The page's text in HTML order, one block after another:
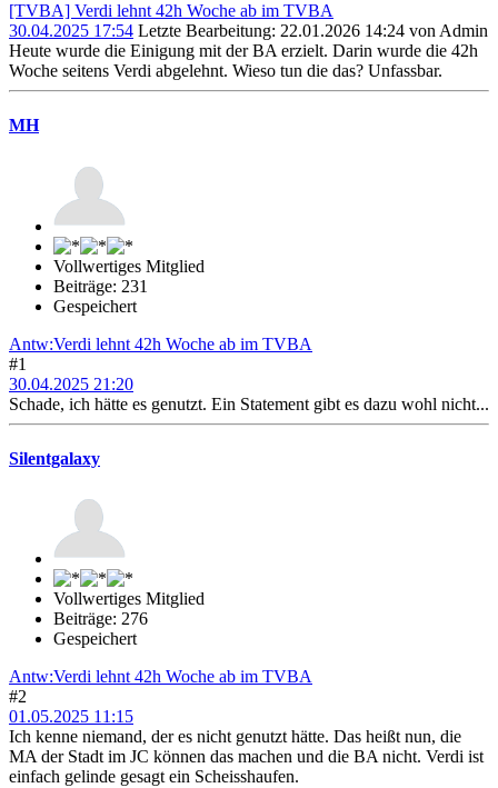
[TVBA] Verdi lehnt 42h Woche ab im TVBA
30.04.2025 17:54 Letzte Bearbeitung: 22.01.2026 14:24 von Admin
Heute wurde die Einigung mit der BA erzielt. Darin wurde die 42h
Woche seitens Verdi abgelehnt. Wieso tun die das? Unfassbar.
MH
Vollwertiges Mitglied
Beiträge: 231
Gespeichert
Antw:Verdi lehnt 42h Woche ab im TVBA
#1
30.04.2025 21:20
Schade, ich hätte es genutzt. Ein Statement gibt es dazu wohl nicht...
Silentgalaxy
Vollwertiges Mitglied
Beiträge: 276
Gespeichert
Antw:Verdi lehnt 42h Woche ab im TVBA
#2
01.05.2025 11:15
Ich kenne niemand, der es nicht genutzt hätte. Das heißt nun, die
MA der Stadt im JC können das machen und die BA nicht. Verdi ist
einfach gelinde gesagt ein Scheisshaufen.